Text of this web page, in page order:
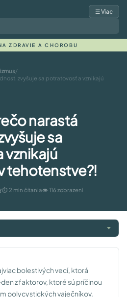
☰ Viac
ZDRAVIE A CHOROBU
/
zvyšuje sa potratovosť a vznikajú
narastá
sa
vznikajú
tehotenstve?!
⏱ 2 min čítania👁 116 zobrazení
bolestivých vecí, ktorá
z faktorov, ktoré sú príčinou
polycystických vaječníkov.